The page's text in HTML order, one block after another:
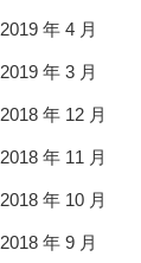
2019 年 4 月
2019 年 3 月
2018 年 12 月
2018 年 11 月
2018 年 10 月
2018 年 9 月